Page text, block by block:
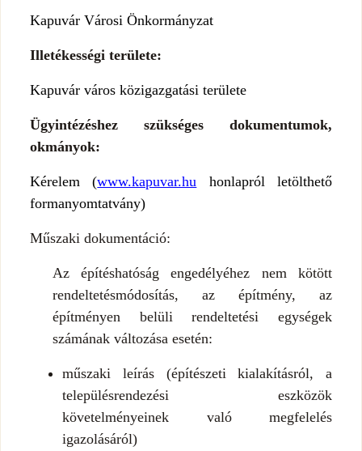
Kapuvár Városi Önkormányzat
Illetékességi területe:
Kapuvár város közigazgatási területe
Ügyintézéshez szükséges dokumentumok,
okmányok:
Kérelem (www.kapuvar.hu honlapról letölthető
formanyomtatvány)
Műszaki dokumentáció:
Az építéshatóság engedélyéhez nem kötött
rendeltetésmódosítás, az építmény, az
építményen belüli rendeltetési egységek
számának változása esetén:
műszaki leírás (építészeti kialakításról, a
településrendezési eszközök
követelményeinek való megfelelés
igazolásáról)